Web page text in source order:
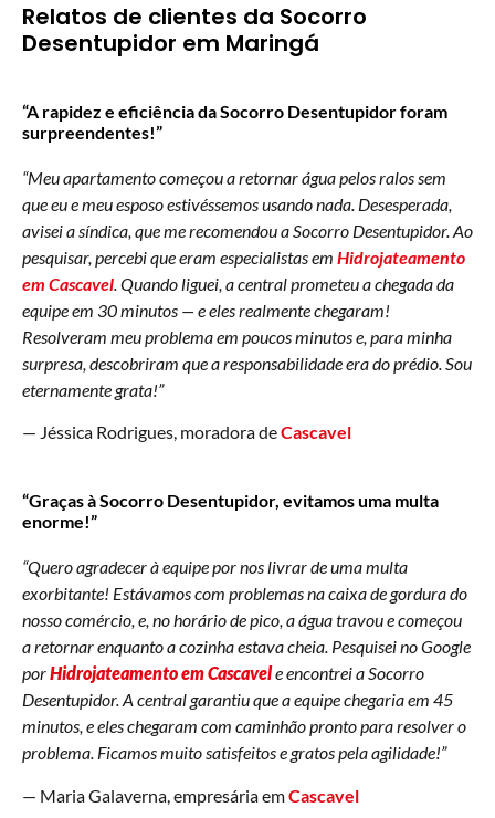
Relatos de clientes da Socorro
Desentupidor em Maringá
“A rapidez e eficiência da Socorro Desentupidor foram
surpreendentes!”
“Meu apartamento começou a retornar água pelos ralos sem
que eu e meu esposo estivéssemos usando nada. Desesperada,
avisei a síndica, que me recomendou a Socorro Desentupidor. Ao
pesquisar, percebi que eram especialistas em Hidrojateamento
em Cascavel. Quando liguei, a central prometeu a chegada da
equipe em 30 minutos — e eles realmente chegaram!
Resolveram meu problema em poucos minutos e, para minha
surpresa, descobriram que a responsabilidade era do prédio. Sou
eternamente grata!”
— Jéssica Rodrigues, moradora deCascavel
“Graças à Socorro Desentupidor, evitamos uma multa
enorme!”
“Quero agradecer à equipe por nos livrar de uma multa
exorbitante! Estávamos com problemas na caixa de gordura do
nosso comércio, e, no horário de pico, a água travou e começou
a retornar enquanto a cozinha estava cheia. Pesquisei no Google
porHidrojateamento em Cascavele encontrei a Socorro
Desentupidor. A central garantiu que a equipe chegaria em 45
minutos, e eles chegaram com caminhão pronto para resolver o
problema. Ficamos muito satisfeitos e gratos pela agilidade!”
— Maria Galaverna, empresária emCascavel